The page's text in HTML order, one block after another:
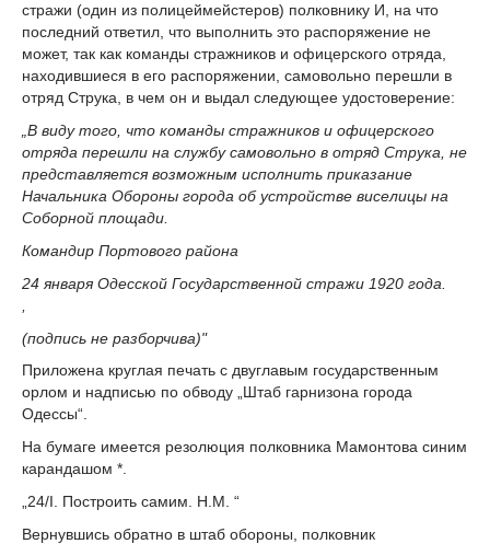
стражи (один из полицеймейстеров) полковнику И, на что
последний ответил, что выполнить это распоряжение не
может, так как команды стражников и офицерского отряда,
находившиеся в его распоряжении, самовольно перешли в
отряд Струка, в чем он и выдал следующее удостоверение:
„В виду того, что команды стражников и офицерского
отряда перешли на службу самовольно в отряд Струка, не
представляется возможным исполнить приказание
Начальника Обороны города об устройстве виселицы на
Соборной площади.
Командир Портового района
24 января Одесской Государственной стражи 1920 года.
(подпись не разборчива)"
Приложена круглая печать с двуглавым государственным
орлом и надписью по обводу „Штаб гарнизона города
Одессы“.
На бумаге имеется резолюция полковника Мамонтова синим
карандашом *.
„24/I. Построить самим. Н.М. “
Вернувшись обратно в штаб обороны, полковник